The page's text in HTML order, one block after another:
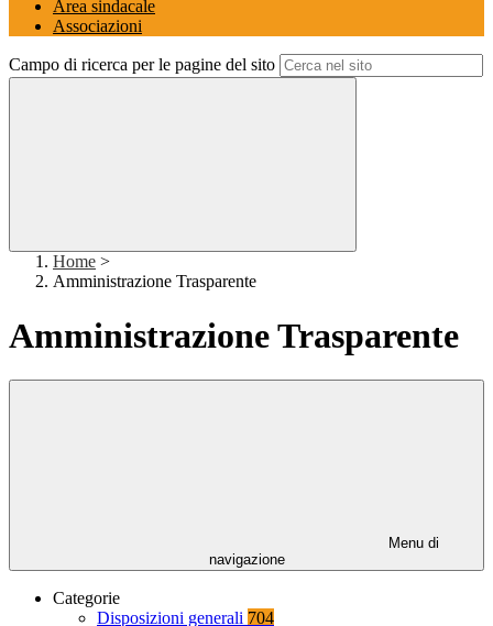
Area sindacale
Associazioni
Campo di ricerca per le pagine del sito
Home >
Amministrazione Trasparente
Amministrazione Trasparente
Menu di
navigazione
Categorie
Disposizioni generali 704